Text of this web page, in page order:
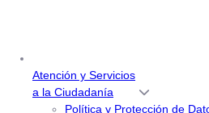
Atención y Servicios
a la Ciudadanía
Política y Protección de